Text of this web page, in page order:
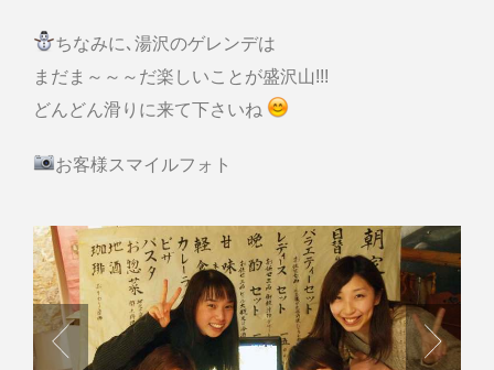
ちなみに､湯沢のゲレンデは
まだま～～～だ楽しいことが盛沢山!!!
どんどん滑りに来て下さいね
お客様スマイルフォト